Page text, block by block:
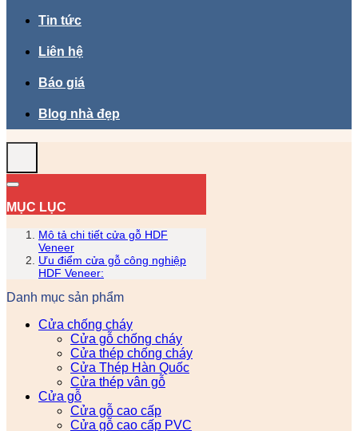
Tin tức
Liên hệ
Báo giá
Blog nhà đẹp
MỤC LỤC
Mô tả chi tiết cửa gỗ HDF
Veneer
Ưu điểm cửa gỗ công nghiệp
HDF Veneer:
Danh mục sản phẩm
Cửa chống cháy
Cửa gỗ chống cháy
Cửa thép chống cháy
Cửa Thép Hàn Quốc
Cửa thép vân gỗ
Cửa gỗ
Cửa gỗ cao cấp
Cửa gỗ cao cấp PVC